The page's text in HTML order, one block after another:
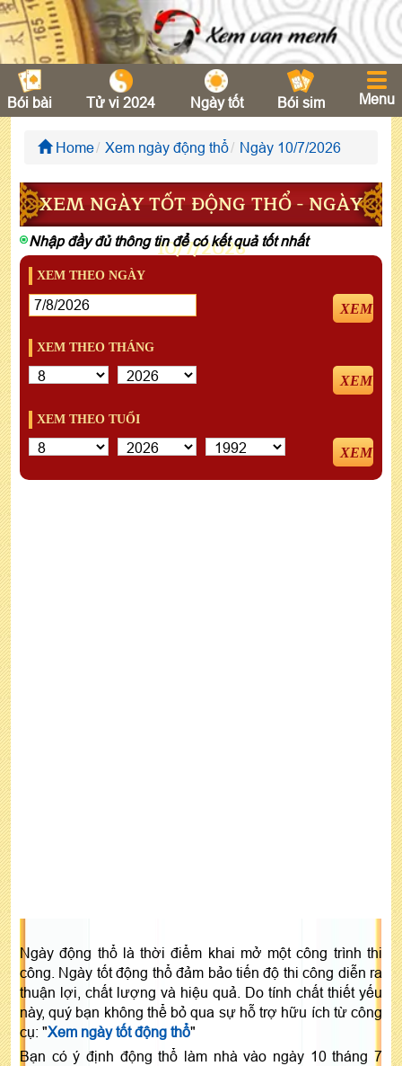
Bói bài Tử vi 2024 Ngày tốt Bói sim Menu
Home Xem ngày động thổ Ngày 10/7/2026
XEM NGÀY TỐT ĐỘNG THỔ - NGÀY
10/7/2026
Nhập đầy đủ thông tin để có kết quả tốt nhất
XEM THEO NGÀY
XEM
XEM THEO THÁNG
XEM
XEM THEO TUỔI
XEM
Ngày động thổ là thời điểm khai mở một công trình thi
công. Ngày tốt động thổ đảm bảo tiến độ thi công diễn ra
thuận lợi, chất lượng và hiệu quả. Do tính chất thiết yếu
này, quý bạn không thể bỏ qua sự hỗ trợ hữu ích từ công
cụ: "Xem ngày tốt động thổ"
Bạn có ý định động thổ làm nhà vào ngày 10 tháng 7